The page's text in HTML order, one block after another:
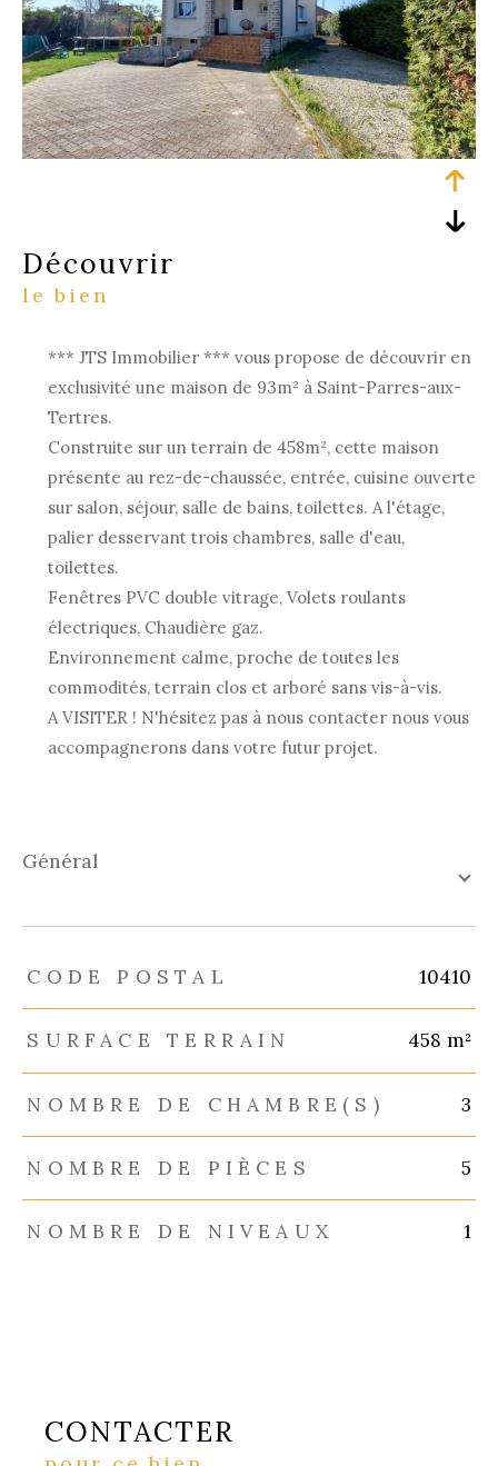
découvrir
le bien
*** JTS Immobilier *** vous propose de découvrir en
exclusivité une maison de 93m² à Saint-Parres-aux-
Tertres.
Construite sur un terrain de 458m², cette maison
présente au rez-de-chaussée, entrée, cuisine ouverte
sur salon, séjour, salle de bains, toilettes. A l'étage,
palier desservant trois chambres, salle d'eau,
toilettes.
Fenêtres PVC double vitrage, Volets roulants
électriques, Chaudière gaz.
Environnement calme, proche de toutes les
commodités, terrain clos et arboré sans vis-à-vis.
A VISITER ! N'hésitez pas à nous contacter nous vous
accompagnerons dans votre futur projet.
général
TRAD_ZEPHYR_Caracteristique TRAD_ZEPHYR_Valeurs
CODE POSTAL 10410
SURFACE TERRAIN 458 m²
NOMBRE DE CHAMBRE(S) 3
NOMBRE DE PIÈCES 5
NOMBRE DE NIVEAUX 1
CONTACTER